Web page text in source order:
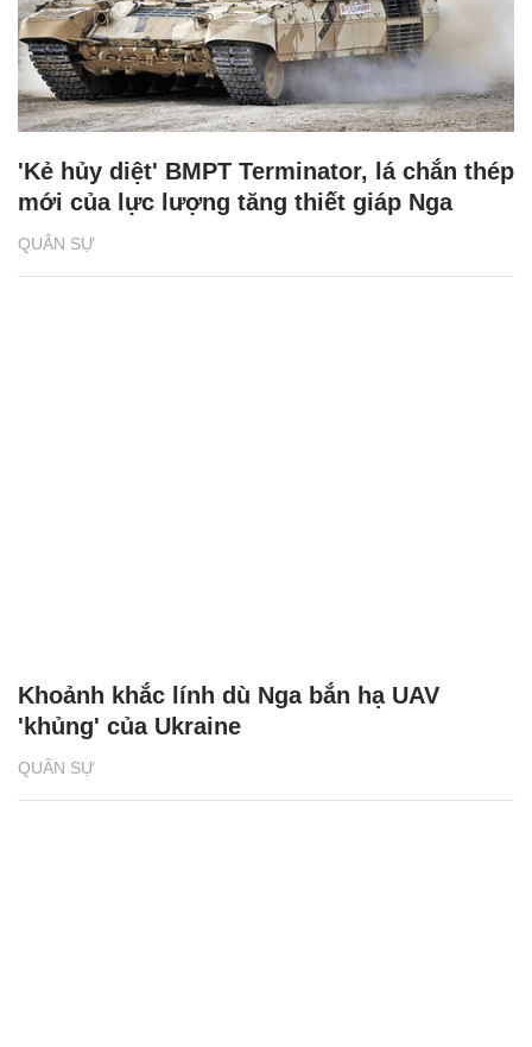
QUÂN SỰ
'Kẻ hủy diệt' BMPT Terminator, lá chắn thép
mới của lực lượng tăng thiết giáp Nga
QUÂN SỰ
Khoảnh khắc lính dù Nga bắn hạ UAV
'khủng' của Ukraine